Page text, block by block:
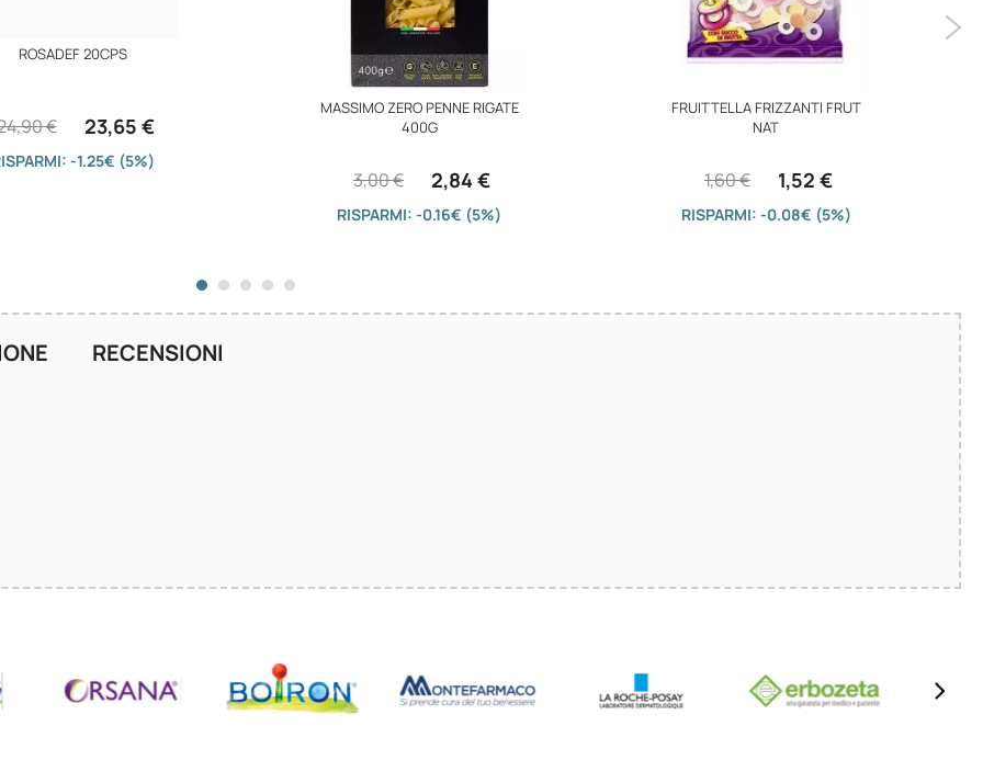
ROSADEF 20CPS
23,65 €
€
-1.25€ (5%)
MASSIMO ZERO PENNE RIGATE
400G
2,84 €
3,00 €
RISPARMI: -0.16€ (5%)
FRUITTELLA FRIZZANTI FRUT
NAT
1,52 €
1,60 €
RISPARMI: -0.08€ (5%)
RECENSIONI